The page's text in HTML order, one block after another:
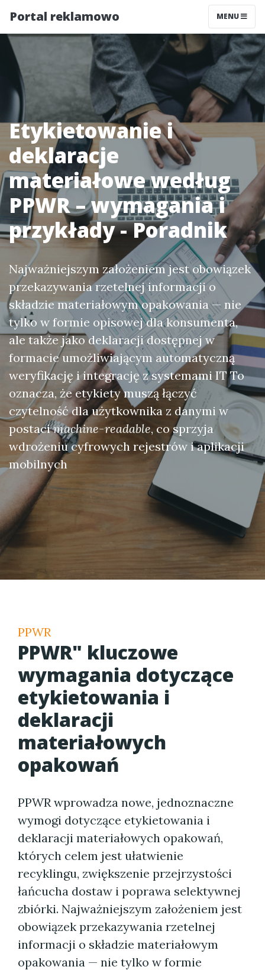
Portal reklamowo MENU
Etykietowanie i
deklaracje
materiałowe według
PPWR – wymagania i
przykłady - Poradnik
Najważniejszym założeniem jest obowiązek
przekazywania rzetelnej informacji o
składzie materiałowym opakowania — nie
tylko w formie opisowej dla konsumenta,
ale także jako deklaracji dostępnej w
formacie umożliwiającym automatyczną
weryfikację i integrację z systemami IT To
oznacza, że etykiety muszą łączyć
czytelność dla użytkownika z danymi w
postacimachine-readable, co sprzyja
wdrożeniu cyfrowych rejestrów i aplikacji
mobilnych
PPWR
PPWR" kluczowe
wymagania dotyczące
etykietowania i
deklaracji
materiałowych
opakowań
PPWR wprowadza nowe, jednoznaczne
wymogi dotyczące etykietowania i
deklaracji materiałowych opakowań,
których celem jest ułatwienie
recyklingu, zwiększenie przejrzystości
łańcucha dostaw i poprawa selektywnej
zbiórki. Najważniejszym założeniem jest
obowiązek przekazywania rzetelnej
informacji o składzie materiałowym
opakowania — nie tylko w formie